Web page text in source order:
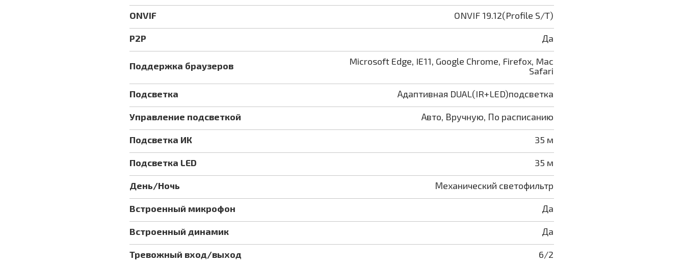
ONVIF ONVIF 19.12(Profile S/T)
P2P Да
Поддержка браузеров
Microsoft Edge, IE11, Google Chrome, Firefox, Mac
Safari
Подсветка Адаптивная DUAL(IR+LED)подсветка
Управление подсветкой Авто, Вручную, По расписанию
Подсветка ИК 35 м
Подсветка LED 35 м
День/Ночь Механический светофильтр
Встроенный микрофон Да
Встроенный динамик Да
Тревожный вход/выход 6/2